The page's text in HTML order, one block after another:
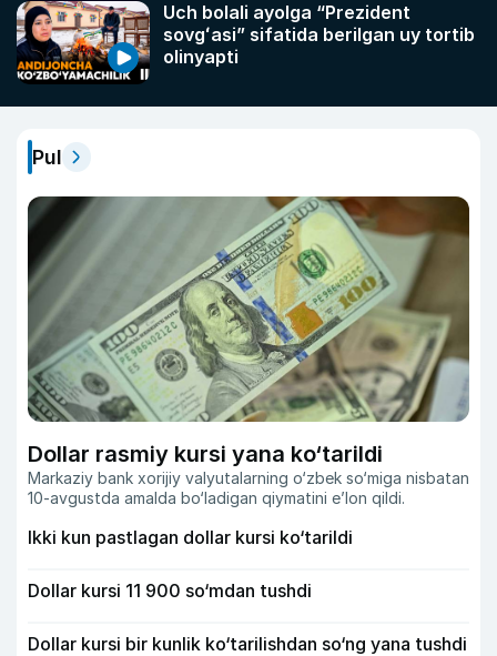
Uch bolali ayolga “Prezident
sovgʻasi” sifatida berilgan uy tortib
olinyapti
Pul
Dollar rasmiy kursi yana ko‘tarildi
Markaziy bank xorijiy valyutalarning o‘zbek so‘miga nisbatan
10-avgustda amalda bo‘ladigan qiymatini eʼlon qildi.
Ikki kun pastlagan dollar kursi ko‘tarildi
Dollar kursi 11 900 so‘mdan tushdi
Dollar kursi bir kunlik ko‘tarilishdan so‘ng yana tushdi